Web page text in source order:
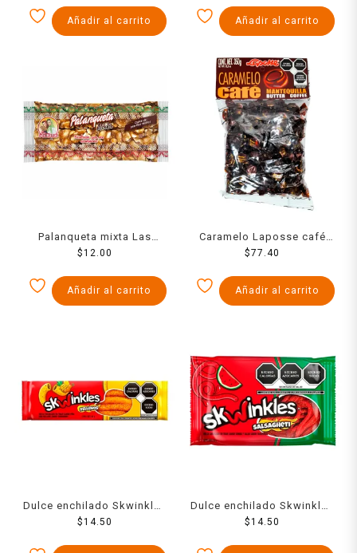
Añadir al carrito Añadir al carrito
Palanqueta mixta Las
Sevillanas 50 g
$12.00
Añadir al carrito
Caramelo Laposse café
mantequilla 350 g
$77.40
Añadir al carrito
Dulce enchilado Skwinkles
rellenos sabor piña con
$14.50
Dulce enchilado Skwinkles
salsagheti en tiras sabor
$14.50